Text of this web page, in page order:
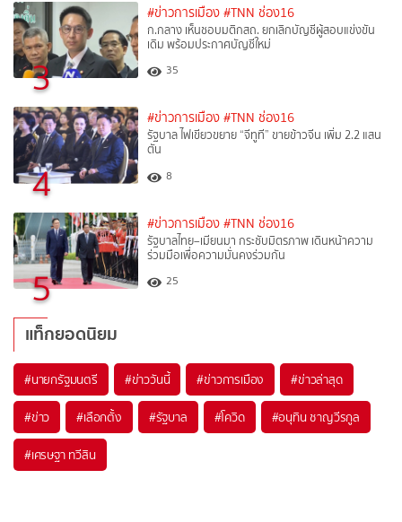
3
#ข่าวการเมือง #TNN ช่อง16
ก.กลาง เห็นชอบมติกสถ. ยกเลิกบัญชีผู้สอบแข่งขัน
เดิม พร้อมประกาศบัญชีใหม่
35
4
#ข่าวการเมือง #TNN ช่อง16
รัฐบาล ไฟเขียวขยาย “จีทูที” ขายข้าวจีน เพิ่ม 2.2 แสน
ตัน
8
5
#ข่าวการเมือง #TNN ช่อง16
รัฐบาลไทย–เมียนมา กระชับมิตรภาพ เดินหน้าความ
ร่วมมือเพื่อความมั่นคงร่วมกัน
25
แท็กยอดนิยม
#นายกรัฐมนตรี #ข่าววันนี้ #ข่าวการเมือง #ข่าวล่าสุด
#ข่าว #เลือกตั้ง #รัฐบาล #โควิด #อนุทิน ชาญวีรกูล
#เศรษฐา ทวีสิน